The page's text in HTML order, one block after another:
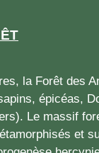
la Forêt des
épicéas,
Le massif
et